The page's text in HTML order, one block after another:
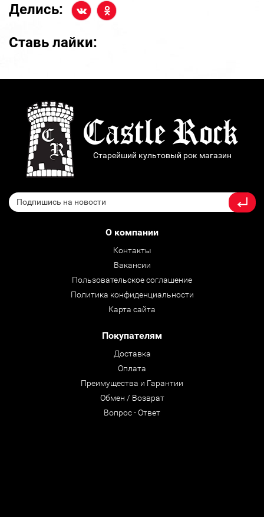
Делись:
Ставь лайки:
Старейший культовый рок магазин
О компании
Контакты
Вакансии
Пользовательское соглашение
Политика конфиденциальности
Карта сайта
Покупателям
Доставка
Оплата
Преимущества и Гарантии
Обмен / Возврат
Вопрос - Ответ